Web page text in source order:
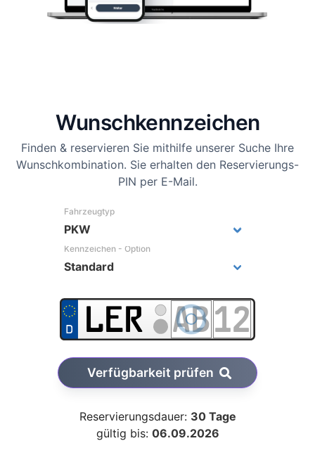
Wunsch­kennzeichen
Finden & reservieren Sie mithilfe unserer Suche Ihre
Wunschkombination. Sie erhalten den Reservierungs-
PIN per E-Mail.
Fahrzeugtyp
Kennzeichen - Option
Verfügbarkeit prüfen
Reservierungsdauer: 30 Tage
gültig bis: 06.09.2026